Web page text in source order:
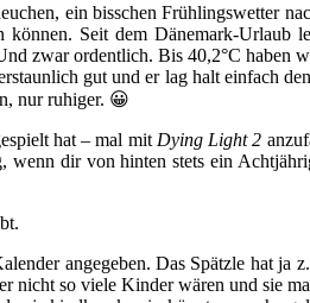
ein bisschen Frühlingswetter
Seit dem Dänemark-Urlaub
zwar ordentlich. Bis 40,2°C haben
gut und er lag halt einfach
nur ruhiger. 😀
hat – mal mit Dying Light 2
dir von hinten stets ein
angegeben. Das Spätzle hat
nicht so viele Kinder wären und sie